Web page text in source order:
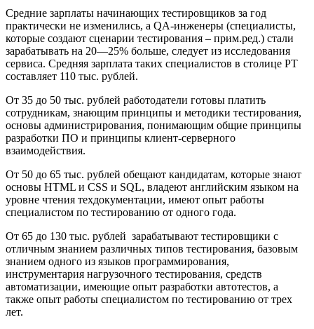
Средние зарплаты начинающих тестировщиков за год
практически не изменились, а QA-инженеры (специалисты,
которые создают сценарии тестирования – прим.ред.) стали
зарабатывать на 20—25% больше, следует из исследования
сервиса. Средняя зарплата таких специалистов в столице РТ
составляет 110 тыс. рублей.
От 35 до 50 тыс. рублей работодатели готовы платить
сотрудникам, знающим принципы и методики тестирования,
основы администрирования, понимающим общие принципы
разработки ПО и принципы клиент-серверного
взаимодействия.
От 50 до 65 тыс. рублей обещают кандидатам, которые знают
основы HTML и CSS и SQL, владеют английским языком на
уровне чтения техдокументации, имеют опыт работы
специалистом по тестированию от одного года.
От 65 до 130 тыс. рублей зарабатывают тестировщики с
отличным знанием различных типов тестирования, базовым
знанием одного из языков программирования,
инструментария нагрузочного тестирования, средств
автоматизации, имеющие опыт разработки автотестов, а
также опыт работы специалистом по тестированию от трех
лет.